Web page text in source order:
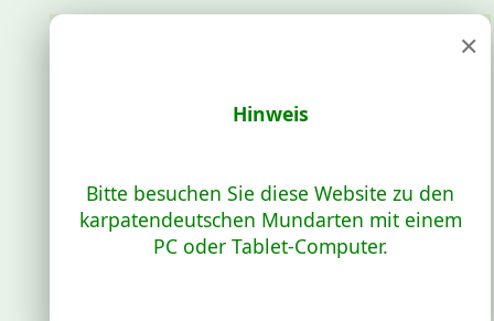
×
Hinweis
Bitte besuchen Sie diese Website zu den
karpatendeutschen Mundarten mit einem
PC oder Tablet-Computer.